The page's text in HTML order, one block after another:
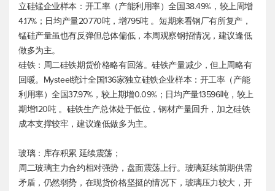
立硅锰企业样本：开工率（产能利用率）全国38.49%，较上周增
4.17%；日均产量20770吨，增795吨 。短期来看钢厂有所复产，
锰硅产量虽也有反弹但总体偏低，本周观察钢招情况，建议逢低
做多为主。
硅铁：周二硅铁期货价格略有回落。硅铁产量减少，但上周略有
回暖。Mysteel统计全国136家独立硅铁企业样本：开工率（产能
利用率）全国37.97%，较上期增0.09%；日均产量13596吨，较上
期增120吨 。硅铁生产总体处于低位，钢材产量回升，加之硅铁
成本支撑较牢，建议逢低做多为主。
玻璃：库存积累 延续震荡；
周二玻璃主力合约相对强势，盘面震荡上行。玻璃延续前期供需
矛盾，仍然弱势，在现货价格坚挺的情况下，玻璃压力较大，开